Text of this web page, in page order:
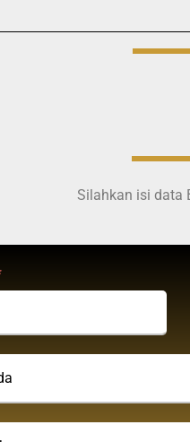
Silahkan isi data